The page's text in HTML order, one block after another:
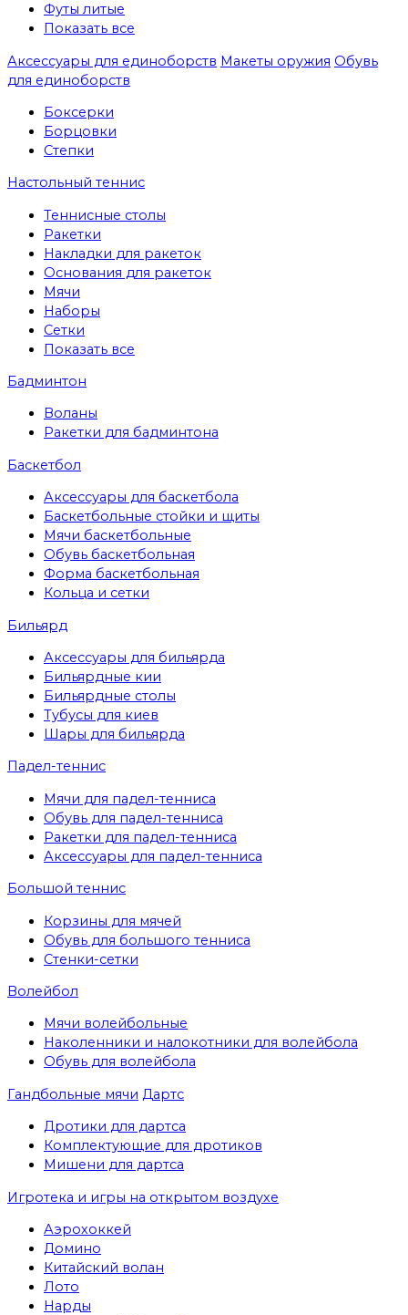
Футы литые
Показать все
Аксессуары для единоборств Макеты оружия Обувь
для единоборств
Боксерки
Борцовки
Степки
Настольный теннис
Теннисные столы
Ракетки
Накладки для ракеток
Основания для ракеток
Мячи
Наборы
Сетки
Показать все
Бадминтон
Воланы
Ракетки для бадминтона
Баскетбол
Аксессуары для баскетбола
Баскетбольные стойки и щиты
Мячи баскетбольные
Обувь баскетбольная
Форма баскетбольная
Кольца и сетки
Бильярд
Аксессуары для бильярда
Бильярдные кии
Бильярдные столы
Тубусы для киев
Шары для бильярда
Падел-теннис
Мячи для падел-тенниса
Обувь для падел-тенниса
Ракетки для падел-тенниса
Аксессуары для падел-тенниса
Большой теннис
Корзины для мячей
Обувь для большого тенниса
Стенки-сетки
Волейбол
Мячи волейбольные
Наколенники и налокотники для волейбола
Обувь для волейбола
Гандбольные мячи Дартс
Дротики для дартса
Комплектующие для дротиков
Мишени для дартса
Игротека и игры на открытом воздухе
Аэрохоккей
Домино
Китайский волан
Лото
Нарды